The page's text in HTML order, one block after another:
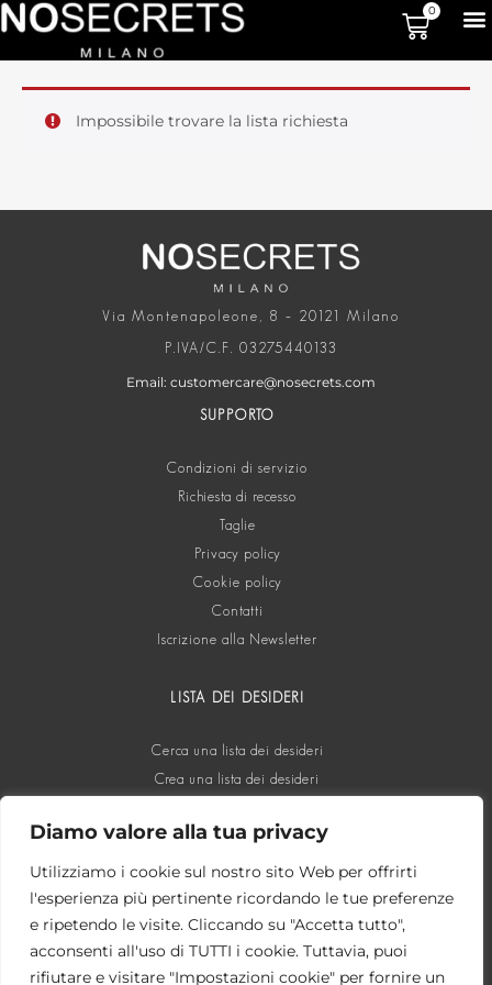
Diamo valore alla tua privacy
Utilizziamo i cookie sul nostro sito Web per offrirti
l'esperienza più pertinente ricordando le tue preferenze
e ripetendo le visite. Cliccando su "Accetta tutto",
acconsenti all'uso di TUTTI i cookie. Tuttavia, puoi
rifiutare e visitare "Impostazioni cookie" per fornire un
0
Impossibile trovare la lista richiesta
Via Montenapoleone, 8 – 20121 Milano
P.IVA/C.F. 03275440133
Email: customercare@nosecrets.com
SUPPORTO
Condizioni di servizio
Richiesta di recesso
Taglie
Privacy policy
Cookie policy
Contatti
Iscrizione alla Newsletter
LISTA DEI DESIDERI
Cerca una lista dei desideri
Crea una lista dei desideri
SOCIAL